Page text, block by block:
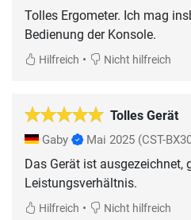
Tolles Ergometer. Ich mag
Bedienung der Konsole.
Hilfreich • Nicht hilfreich
Tolles Gerät
Gaby Mai 2025 (CST-
Das Gerät ist ausgezeichnet,
Leistungsverhältnis.
Hilfreich • Nicht hilfreich